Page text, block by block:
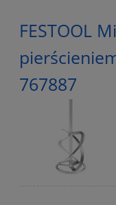
FESTOOL
767887